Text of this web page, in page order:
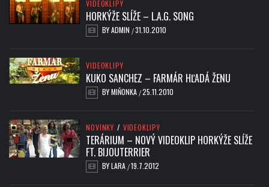
VIDEOKLIPY
HORKÝŽE SLÍŽE – L.A.G. SONG
BYADMIN /31.10.2010
VIDEOKLIPY
KUKO SANCHEZ – FARMÁR HĽADÁ ŽENU
BYMIŇONKA /25.11.2010
NOVINKY / VIDEOKLIPY
TERÁRIUM – NOVÝ VIDEOKLIP HORKÝŽE SLÍŽE
FT. BIJOUTERRIER
BYLARA /19.7.2012